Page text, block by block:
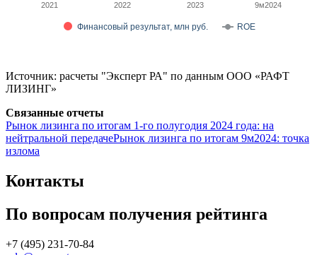
Финансовый результат, млн руб. ROE
2021 2022 2023 9м2024
Источник: расчеты "Эксперт РА" по данным ООО «РАФТ
ЛИЗИНГ»
Связанные отчеты
Рынок лизинга по итогам 1-го полугодия 2024 года: на
нейтральной передачеРынок лизинга по итогам 9м2024: точка
излома
Контакты
По вопросам получения рейтинга
+7 (495) 231-70-84